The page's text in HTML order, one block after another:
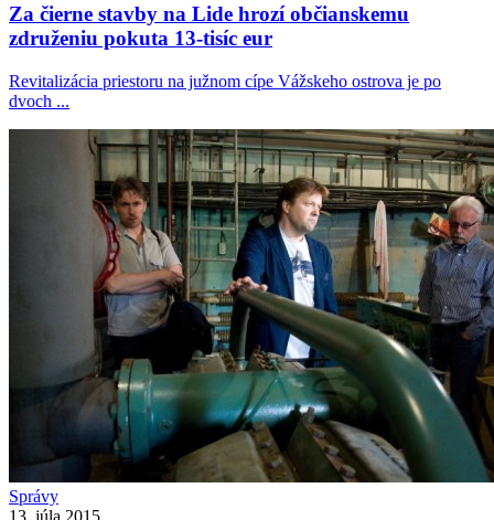
Za čierne stavby na Lide hrozí občianskemu
združeniu pokuta 13-tisíc eur
Revitalizácia priestoru na južnom cípe Vážskeho ostrova je po
dvoch ...
Správy
13. júla 2015